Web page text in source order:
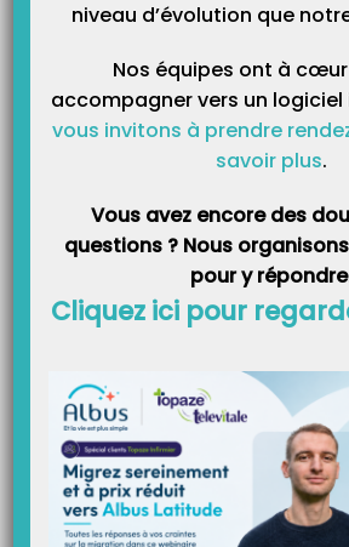
Catégoriesniveau d’évolution que
Nos équipes ont à
accompagner vers un logiciel
vous invitons à prendre
savoir plus.
Vous avez encore des
questions ? Nous
pour y
Cliquez ici pour